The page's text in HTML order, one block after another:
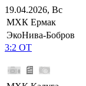
19.04.2026, Вс
МХК Ермак
ЭкоНива-Бобров
3:2 ОТ